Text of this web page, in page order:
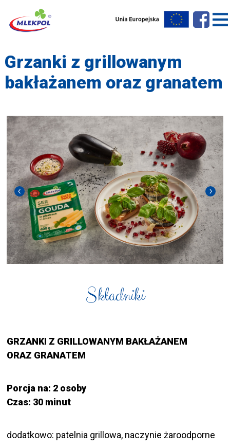
Grzanki z grillowanym
bakłażanem oraz granatem
Składniki
GRZANKI Z GRILLOWANYM BAKŁAŻANEM
ORAZ GRANATEM
Porcja na: 2 osoby
Czas: 30 minut
dodatkowo: patelnia grillowa, naczynie żaroodporne